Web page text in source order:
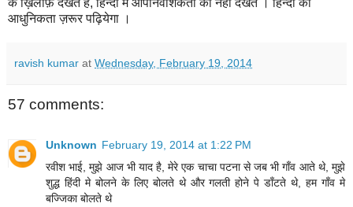
आधुनिकता ज़रूर पढ़ियेगा ।
ravish kumar at Wednesday, February 19, 2014
57 comments:
Unknown February 19, 2014 at 1:22 PM
रवीश भाई, मुझे आज भी याद है, मेरे एक चाचा पटना से जब भी गाँव आते थे, मुझे
शुद्ध हिंदी मे बोलने के लिए बोलते थे और गलती होने पे डाँटते थे, हम गाँव मे
बज्जिका बोलते थे